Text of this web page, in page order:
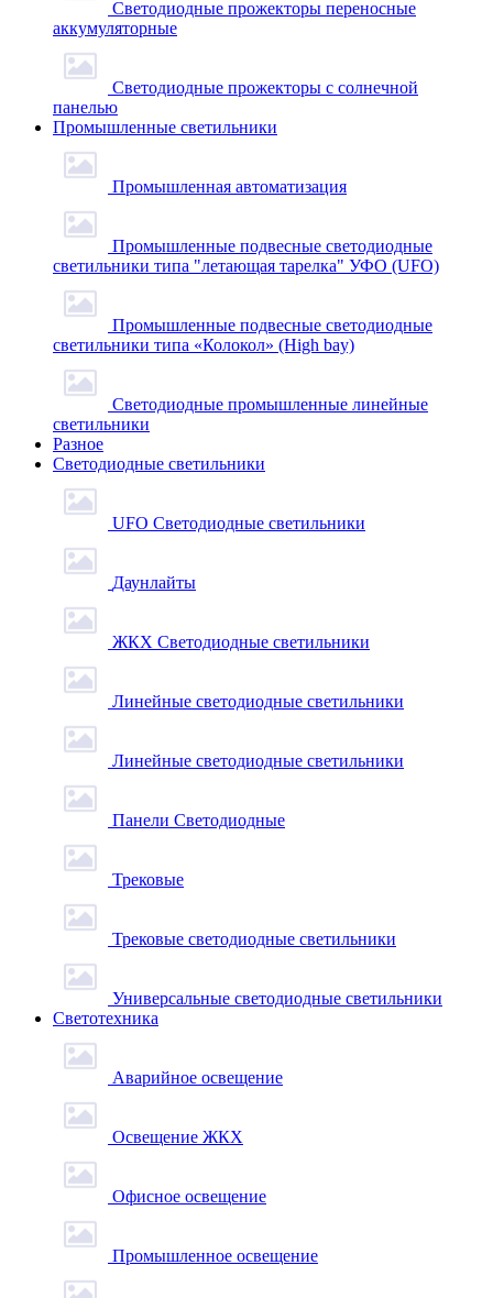
Светодиодные прожекторы переносные
аккумуляторные
Светодиодные прожекторы с солнечной
панелью
Промышленные светильники
Промышленная автоматизация
Промышленные подвесные cветодиодные
светильники типа "летающая тарелка" УФО (UFO)
Промышленные подвесные cветодиодные
светильники типа «Колокол» (High bay)
Светодиодные промышленные линейные
светильники
Разное
Светодиодные светильники
UFO Светодиодные светильники
Даунлайты
ЖКХ Светодиодные светильники
Линейные светодиодные светильники
Линейные светодиодные светильники
Панели Светодиодные
Трековые
Трековые светодиодные светильники
Универсальные светодиодные светильники
Светотехника
Аварийное освещение
Освещение ЖКХ
Офисное освещение
Промышленное освещение